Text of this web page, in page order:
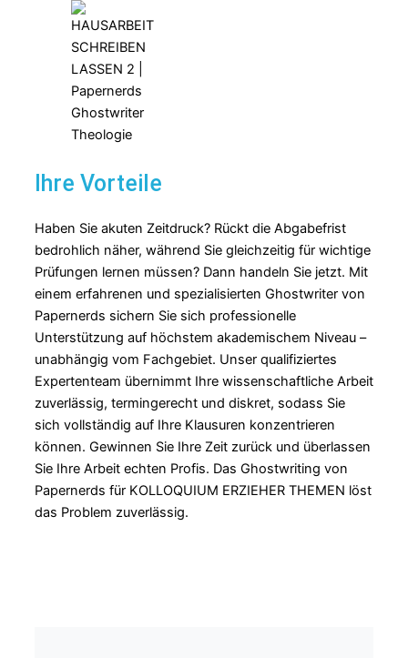
Ihre Vorteile
Haben Sie akuten Zeitdruck? Rückt die Abgabefrist
bedrohlich näher, während Sie gleichzeitig für wichtige
Prüfungen lernen müssen? Dann handeln Sie jetzt. Mit
einem erfahrenen und spezialisierten Ghostwriter von
Papernerds sichern Sie sich professionelle
Unterstützung auf höchstem akademischem Niveau –
unabhängig vom Fachgebiet. Unser qualifiziertes
Expertenteam übernimmt Ihre wissenschaftliche Arbeit
zuverlässig, termingerecht und diskret, sodass Sie
sich vollständig auf Ihre Klausuren konzentrieren
können. Gewinnen Sie Ihre Zeit zurück und überlassen
Sie Ihre Arbeit echten Profis. Das Ghostwriting von
Papernerds für KOLLOQUIUM ERZIEHER THEMEN löst
das Problem zuverlässig.